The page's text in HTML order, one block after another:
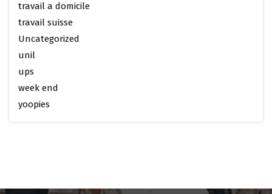
travail a domicile
travail suisse
Uncategorized
unil
ups
week end
yoopies